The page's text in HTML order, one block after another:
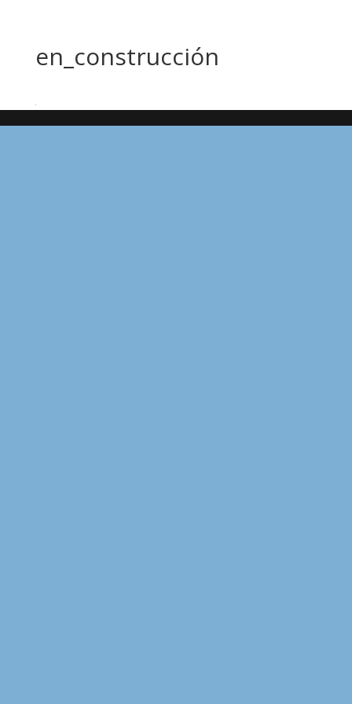
en_construcción